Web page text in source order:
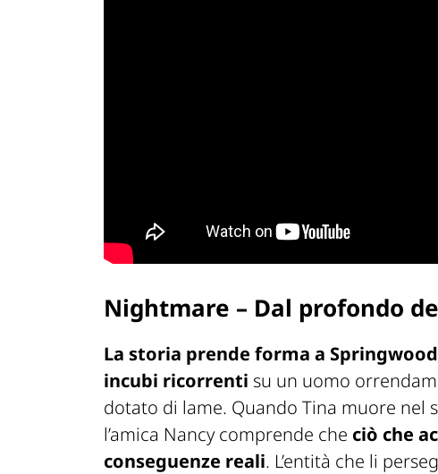
Nightmare – Dal profondo
La storia prende forma a Springwood
incubi ricorrenti su un uomo
dotato di lame. Quando Tina muore nel
l’amica Nancy comprende che ciò che
conseguenze reali. L’entità che li